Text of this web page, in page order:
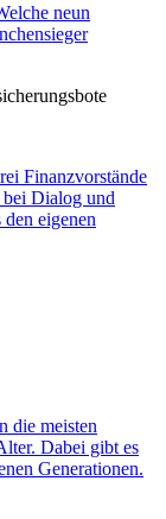
neun
Finanzvorstände
bei Dialog und
eigenen
die meisten
Dabei gibt es
Generationen.